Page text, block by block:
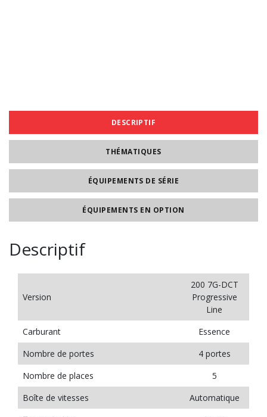
DESCRIPTIF
THÉMATIQUES
ÉQUIPEMENTS DE SÉRIE
ÉQUIPEMENTS EN OPTION
Descriptif
Version
200 7G-DCT
Progressive
Line
Carburant
Essence
Nombre de portes
4 portes
Nombre de places
5
Boîte de vitesses
Automatique